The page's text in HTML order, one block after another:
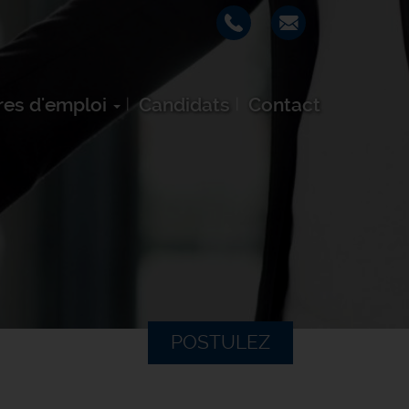
d'emploi Candidats Contact
POSTULEZ